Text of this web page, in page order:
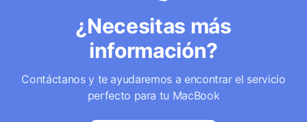
¿Necesitas más
información?
Contáctanos y te ayudaremos a encontrar el servicio
perfecto para tu MacBook